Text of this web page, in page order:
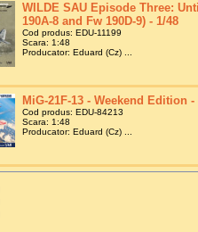
WILDE SAU Episode Three:
190A-8 and Fw 190D-9) - 1/48
Cod produs: EDU-11199
Scara: 1:48
Producator: Eduard (Cz) ...
MiG-21F-13 - Weekend Edition -
Cod produs: EDU-84213
Scara: 1:48
Producator: Eduard (Cz) ...